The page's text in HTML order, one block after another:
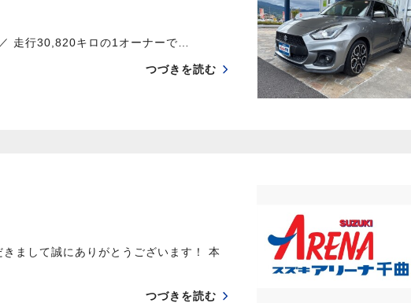
走行30,820キロの1オーナーで…
つづきを読む
まして誠にありがとうございます！ 本
つづきを読む